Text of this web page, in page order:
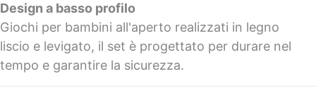
Design a basso profilo
Giochi per bambini all'aperto realizzati in legno
liscio e levigato, il set è progettato per durare nel
tempo e garantire la sicurezza.